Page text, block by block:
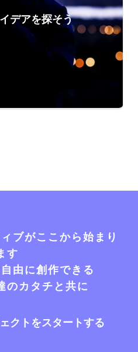
デアを探そう
ブがここから始まり
す
由に創作できる
のカタチと共に
クトをスタートする